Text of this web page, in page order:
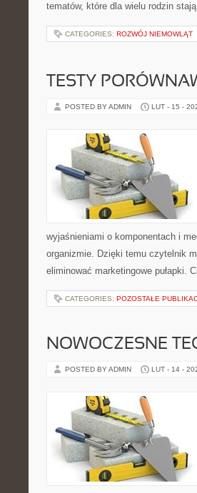
tematów, które dla wielu rodzin
CATEGORIES: ROZWÓJ NIEMOWLĄT
TESTY
POSTED BY ADMIN LUT - 15 -
wyjaśnieniami o komponentach i
organizmie. Dzięki temu czytelnik
eliminować marketingowe pułapki.
CATEGORIES: POZOSTAŁE
NOWOCZESNE
POSTED BY ADMIN LUT - 14 -